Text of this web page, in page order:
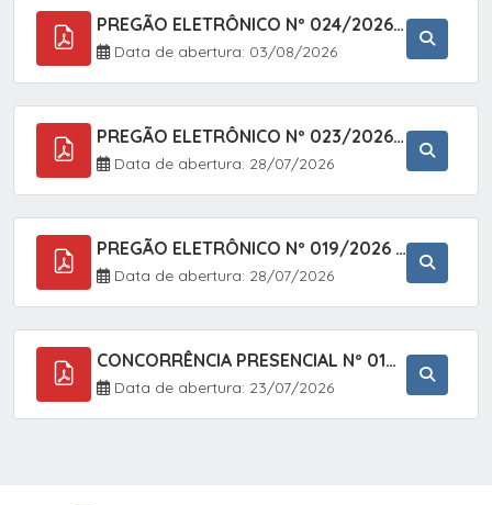
PREGÃO ELETRÔNICO Nº 024/2026 - AQUISIÇÃO DE GÁS MEDICINAL TIPO OXIGÊNIO (1,00 M3, 3,00 M3 E 10,00 M3), EM ATENDIMENTO À SECRETARIA MUNICIPAL DE SAÚDE, ATRAVÉS DO SISTEMA DE REGISTRO DE PREÇOS (SRP)
Data de abertura: 03/08/2026
PREGÃO ELETRÔNICO Nº 023/2026 - AQUISIÇÃO DE ENXOVAL INFANTIL, EM ATENDIMENTO À SECRETARIA MUNICIPAL DE EDUCAÇÃO, ATRAVÉS DO SISTEMA DE REGISTRO DE PREÇOS (SRP).
Data de abertura: 28/07/2026
PREGÃO ELETRÔNICO Nº 019/2026 - CONTRATAÇÃO DE EMPRESA ESPECIALIZADA PARA A PRESTAÇÃO DE SERVIÇOS VETERINÁRIOS CLÍNICOS E CIRÚRGICOS, COM FOCO EM AÇÕES DE SAÚDE PÚBLICA, BEM-ESTAR ANIMAL E CONTROLE POPULACIONAL ÉTICO DE CÃES E GATOS, EM ATENDIMENTO À
Data de abertura: 28/07/2026
CONCORRÊNCIA PRESENCIAL Nº 018/2026 - PAVIMENTAÇÃO ASFÁLTICA NO BAIRRO VOTUPOCA ? ESTRADA DA RAPOSA, NO MUNICÍPIO DE SETE BARRAS/SP
Data de abertura: 23/07/2026